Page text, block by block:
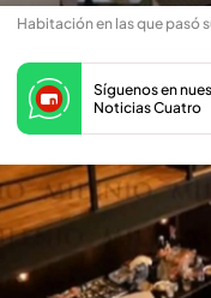
Habitación en las que pasó
Síguenos en
Noticias Cuatro